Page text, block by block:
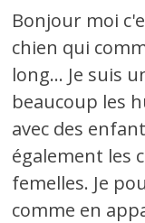
Bonjour moi
chien qui
long... Je suis
beaucoup les
avec des
également les
femelles. Je
comme en